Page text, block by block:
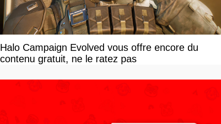
Halo Campaign Evolved vous offre encore du
contenu gratuit, ne le ratez pas